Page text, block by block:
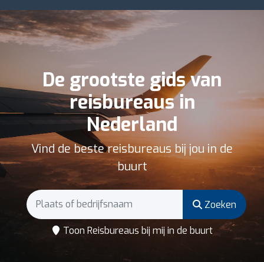
De grootste gids van
reisbureaus in
Nederland
Vind de beste reisbureaus bij jou in de
buurt
Zoeken
Toon Reisbureaus bij mij in de buurt